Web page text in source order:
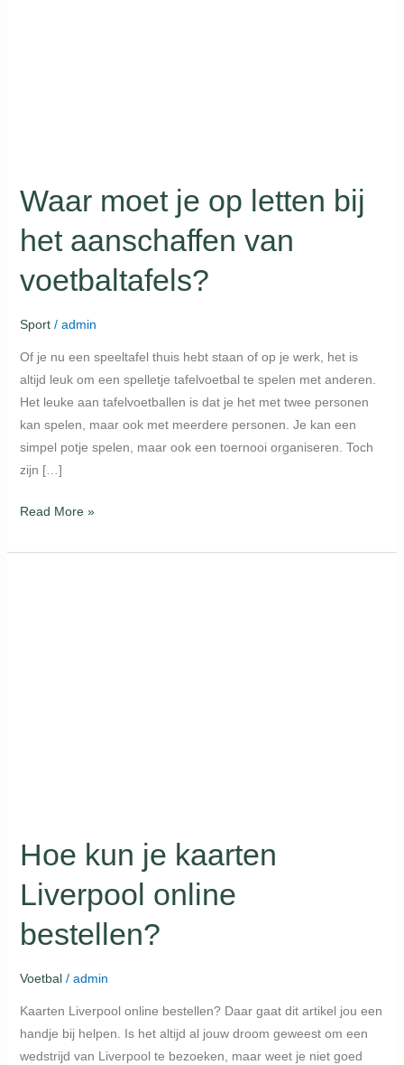
Waar moet je op letten bij
het aanschaffen van
voetbaltafels?
Sport/ admin
Of je nu een speeltafel thuis hebt staan of op je werk, het is
altijd leuk om een spelletje tafelvoetbal te spelen met anderen.
Het leuke aan tafelvoetballen is dat je het met twee personen
kan spelen, maar ook met meerdere personen. Je kan een
simpel potje spelen, maar ook een toernooi organiseren. Toch
zijn […]
Read More »
Hoe kun je kaarten
Liverpool online
bestellen?
Voetbal/ admin
Kaarten Liverpool online bestellen? Daar gaat dit artikel jou een
handje bij helpen. Is het altijd al jouw droom geweest om een
wedstrijd van Liverpool te bezoeken, maar weet je niet goed